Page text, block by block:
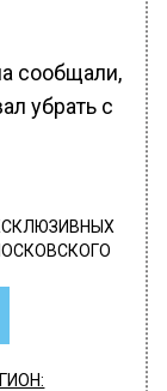
сообщали,
убрать с